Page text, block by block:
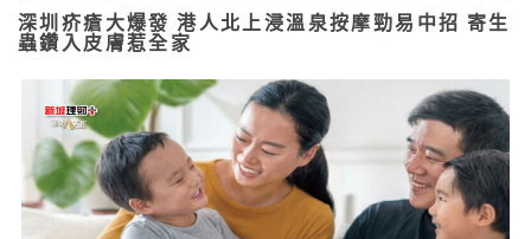
深圳疥瘡大爆發 港人北上浸溫泉按摩勁易中招 寄生
蟲鑽入皮膚惹全家